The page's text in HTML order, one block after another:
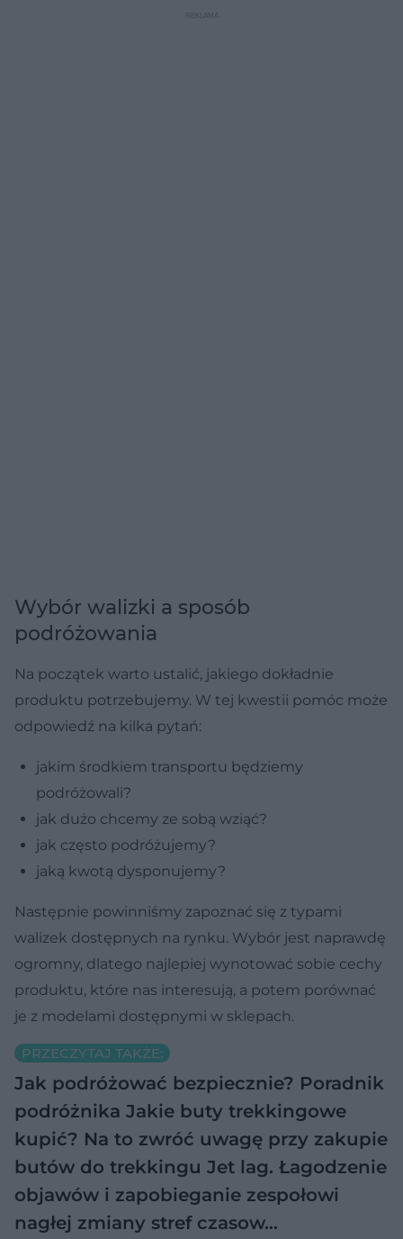
Wybór walizki a sposób
podróżowania
Na początek warto ustalić, jakiego dokładnie
produktu potrzebujemy. W tej kwestii pomóc może
odpowiedź na kilka pytań:
jakim środkiem transportu będziemy
podróżowali?
jak dużo chcemy ze sobą wziąć?
jak często podróżujemy?
jaką kwotą dysponujemy?
Następnie powinniśmy zapoznać się z typami
walizek dostępnych na rynku. Wybór jest naprawdę
ogromny, dlatego najlepiej wynotować sobie cechy
produktu, które nas interesują, a potem porównać
je z modelami dostępnymi w sklepach.
PRZECZYTAJ TAKŻE:
Jak podróżować bezpiecznie? Poradnik
podróżnika Jakie buty trekkingowe
kupić? Na to zwróć uwagę przy zakupie
butów do trekkingu Jet lag. Łagodzenie
objawów i zapobieganie zespołowi
nagłej zmiany stref czasow…